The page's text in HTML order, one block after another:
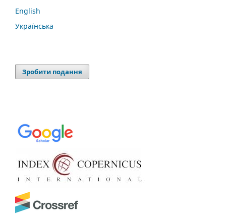
English
Українська
Зробити подання